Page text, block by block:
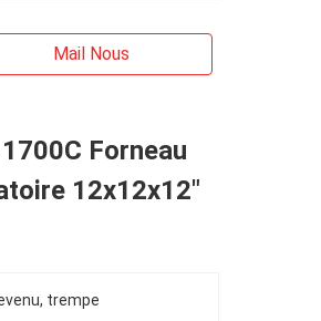
Mail Nous
Forneau
12x12x12"
trempe